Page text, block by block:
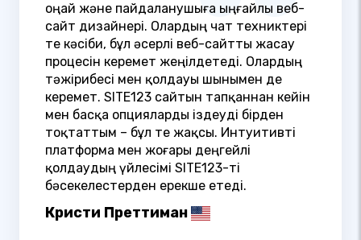
оңай және пайдаланушыға ыңғайлы веб-
сайт дизайнері. Олардың чат техниктері
өте кәсіби, бұл әсерлі веб-сайтты жасау
процесін керемет жеңілдетеді. Олардың
тәжірибесі мен қолдауы шынымен де
керемет. SITE123 сайтын тапқаннан кейін
мен басқа опцияларды іздеуді бірден
тоқтаттым – бұл өте жақсы. Интуитивті
платформа мен жоғары деңгейлі
қолдаудың үйлесімі SITE123-ті
бәсекелестерден ерекше етеді.
Кристи Преттиман